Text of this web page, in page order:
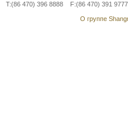
T:(86 470) 396 8888 F:(86 470) 391
О группе